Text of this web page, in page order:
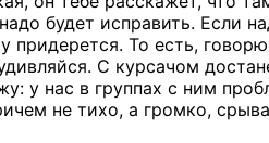
будет исправить. Если
придерется. То есть,
С курсачом
у нас в группах с ним
не тихо, а громко,